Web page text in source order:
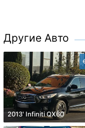
Другие Авто
2013' Infiniti QX60